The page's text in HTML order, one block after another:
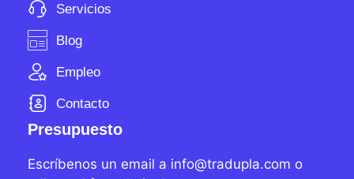
Servicios
Blog
Empleo
Contacto
Presupuesto
Escríbenos un email a info@tradupla.com o